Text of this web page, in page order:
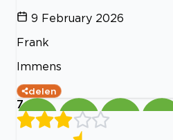
9 February 2026
Frank
Immens
delen
7